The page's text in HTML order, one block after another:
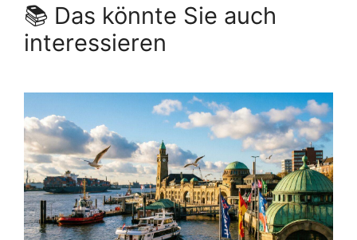
📚 Das könnte Sie auch
interessieren